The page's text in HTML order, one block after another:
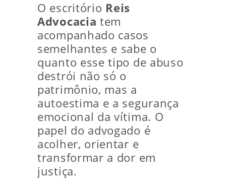
O escritório Reis
Advocacia tem
acompanhado casos
semelhantes e sabe o
quanto esse tipo de abuso
destrói não só o
patrimônio, mas a
autoestima e a segurança
emocional da vítima. O
papel do advogado é
acolher, orientar e
transformar a dor em
justiça.